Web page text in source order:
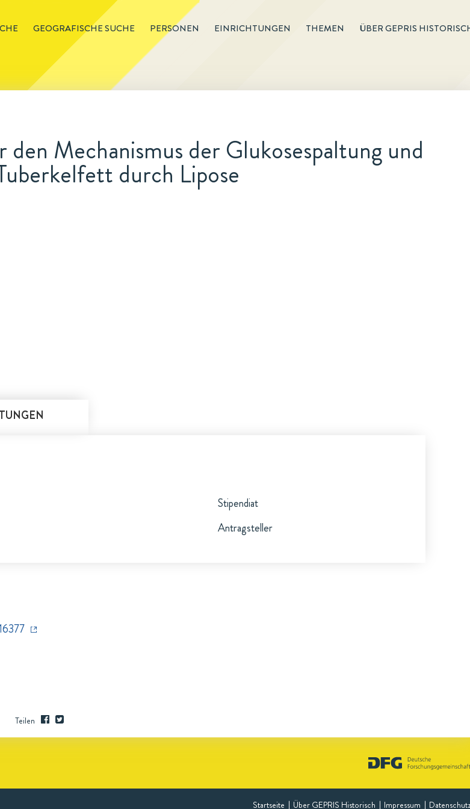
GEOGRAFISCHE SUCHE PERSONEN EINRICHTUNGEN THEMEN ÜBER GEPRIS
Mechanismus der Glukosespaltung und
durch Lipose
Stipendiat
Antragsteller
Teilen
Startseite Über GEPRIS Historisch Impressum Datenschutz